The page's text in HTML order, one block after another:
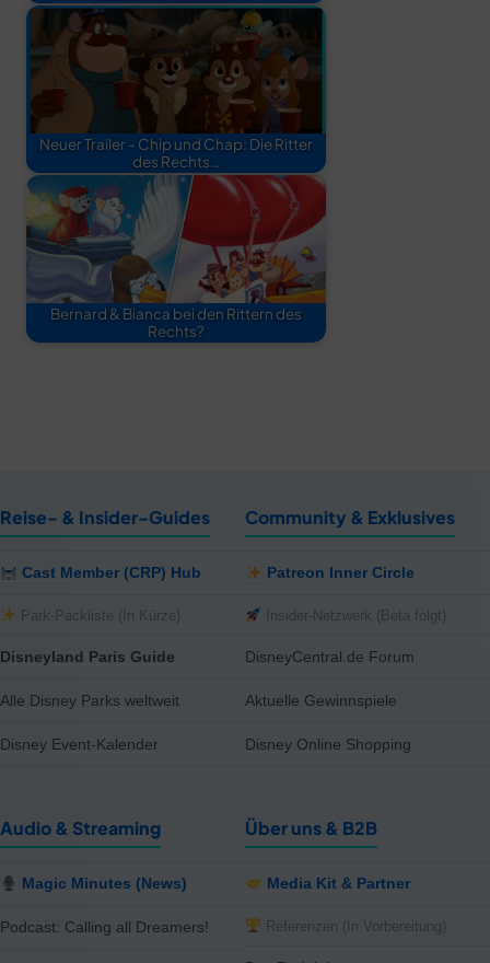
Neuer Trailer - Chip und Chap: Die Ritter
des Rechts…
Bernard & Bianca bei den Rittern des
Rechts?
Reise- & Insider-Guides
Cast Member (CRP) Hub
Park-Packliste (In Kürze)
Disneyland Paris Guide
Alle Disney Parks weltweit
Disney Event-Kalender
Community & Exklusives
Patreon Inner Circle
Insider-Netzwerk (Beta folgt)
DisneyCentral.de Forum
Aktuelle Gewinnspiele
Disney Online Shopping
Audio & Streaming
Magic Minutes (News)
Podcast: Calling all Dreamers!
Über uns & B2B
Media Kit & Partner
Referenzen (In Vorbereitung)